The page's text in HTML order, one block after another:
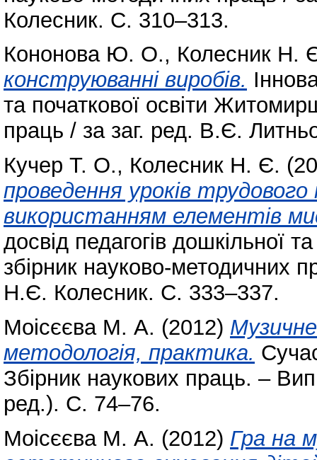
Колесник. С. 310–313.
Кононова Ю. О., Колесник Н.
конструюванні виробів.
та початкової освіти
праць / за заг. ред. В.Є.
Кучер Т. О., Колесник Н. Є.
проведення уроків
використанням елементів
досвід педагогів дошкільної
збірник науково-методичних
Н.Є. Колесник. С. 333–337.
Моісєєва М. А. (2012)
методологія, практика.
Збірник наукових праць. –
ред.). С. 74–76.
Моісєєва М. А. (2012) Гра на